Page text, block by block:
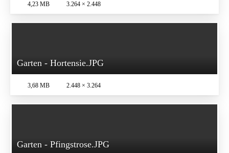
4,23 MB 3.264 × 2.448
Garten - Hortensie.JPG
3,68 MB 2.448 × 3.264
Garten - Pfingstrose.JPG